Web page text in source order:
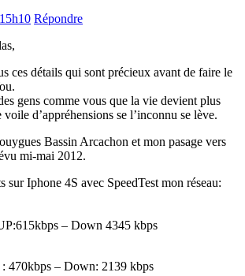
Répondre
ces détails qui sont précieux avant de faire le
gens comme vous que la vie devient plus
d’appréhensions se l’inconnu se lève.
Bassin Arcachon et mon pasage vers
mi-mai 2012.
sur Iphone 4S avec SpeedTest mon réseau:
– Down 4345 kbps
: 470kbps – Down: 2139 kbps